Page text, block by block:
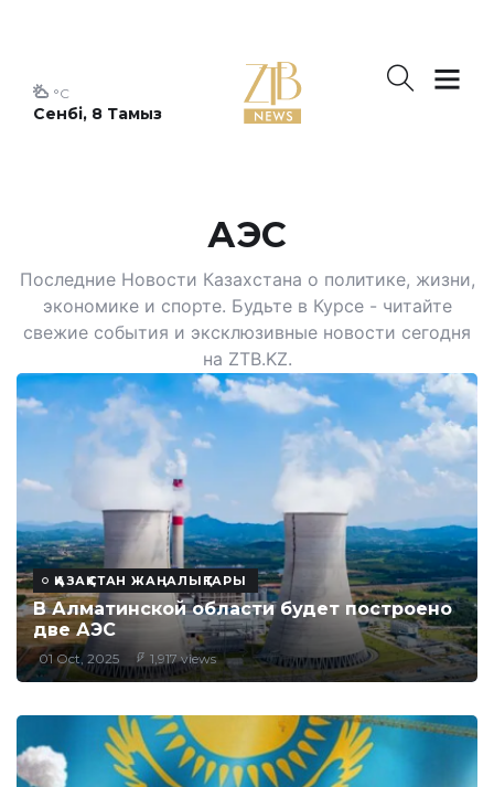
Сенбі, 8 Тамыз
°C
АЭС
Последние Новости Казахстана о политике, жизни,
экономике и спорте. Будьте в Курсе - читайте
свежие события и эксклюзивные новости сегодня
на ZTB.KZ.
ҚАЗАҚСТАН ЖАҢАЛЫҚТАРЫ
В Алматинской области будет построено
две АЭС
01 Oct, 2025 1,917 views